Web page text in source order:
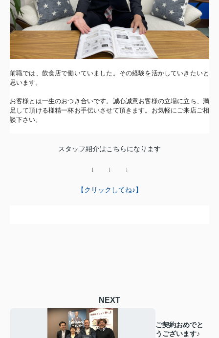
前職では、飲食店で働いていました。 その経験を活かしていきたいと
思います。
お客様とは一生のおつき合いです。誠心誠意お客様の立場に立ち、 満
足して頂ける様精一杯お手伝いさせて頂きます。 お気軽にご来店ご相
談下さい。
スタッフ紹介はこちらになります
↓ ↓ ↓
【クリックしてね♪】
NEXT
ご契約おめでと
うございます♪